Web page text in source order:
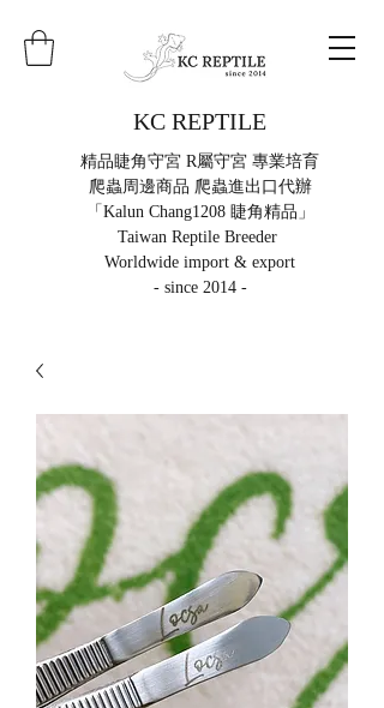
KC REPTILE
精品睫角守宮 R屬守宮 專業培育
爬蟲周邊商品 爬蟲進出口代辦
「Kalun Chang1208 睫角精品」
Taiwan Reptile Breeder
Worldwide import & export
- since 2014 -